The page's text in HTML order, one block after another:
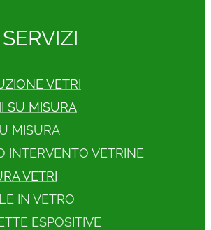
VETRI
SU MISURA
MISURA
INTERVENTO VETRINE
VETRI
IN VETRO
ESPOSITIVE